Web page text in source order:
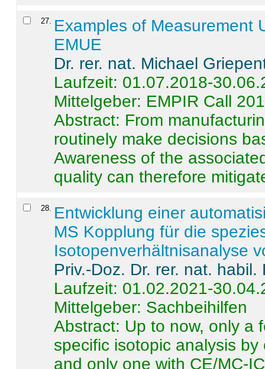
27. Examples of Measurement
EMUE
Dr. rer. nat. Michael
Laufzeit: 01.07.2018-
Mittelgeber: EMPIR Call
Abstract: From
routinely make decisions
Awareness of the
quality can therefore
28. Entwicklung einer
MS Kopplung für die
Isotopenverhältnisanalyse
Priv.-Doz. Dr. rer. nat.
Laufzeit: 01.02.2021-
Mittelgeber: Sachbeihilfen
Abstract: Up to now, only a
specific isotopic analysis
and only one with CE/MC-